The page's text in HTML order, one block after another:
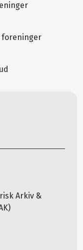
foreninger
Arkiv &